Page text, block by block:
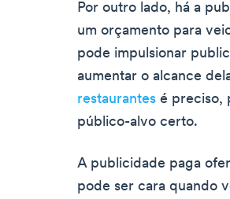
Por outro lado, há a
um orçamento para
pode impulsionar
aumentar o alcance
restaurantes é preciso,
público-alvo certo.
A publicidade paga
pode ser cara quando